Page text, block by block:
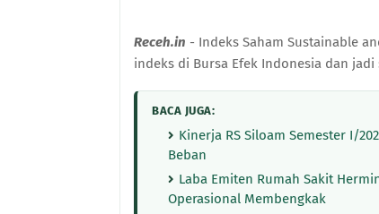
Receh.in - Indeks Saham Sustainable
indeks di Bursa Efek Indonesia dan
BACA JUGA:
Kinerja RS Siloam Semester I/
Beban
Laba Emiten Rumah Sakit
Operasional Membengkak